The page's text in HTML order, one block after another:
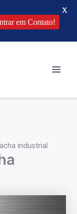
industrial
em Contato!
X